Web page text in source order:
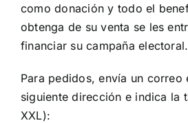
como donación y todo el
obtenga de su venta se les
financiar su campaña electoral.
Para pedidos, envía un correo
siguiente dirección e indica la
XXL):